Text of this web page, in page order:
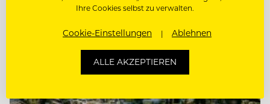
Ihre Cookies selbst zu verwalten.
Cookie-Einstellungen Ablehnen
ALLE AKZEPTIEREN